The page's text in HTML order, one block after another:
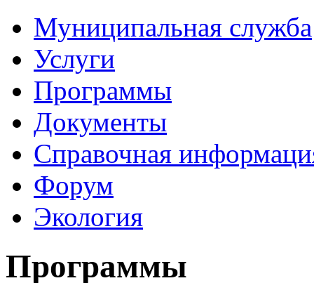
Муниципальная служба
Услуги
Программы
Документы
Справочная
Форум
Экология
Программы